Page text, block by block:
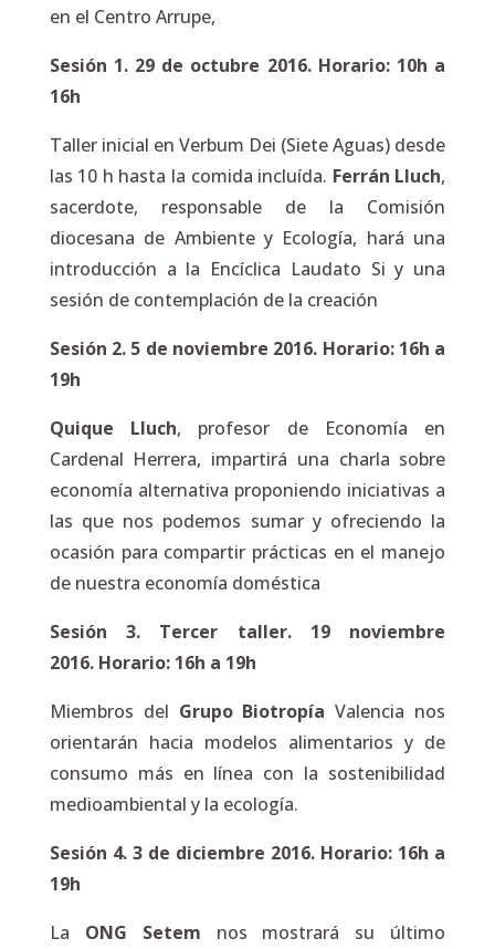
en el Centro Arrupe,
Sesión 1. 29 de octubre 2016. Horario: 10h a
16h
Taller inicial en Verbum Dei (Siete Aguas) desde
las 10 h hasta la comida incluída. Ferrán Lluch,
sacerdote, responsable de la Comisión
diocesana de Ambiente y Ecología, hará una
introducción a la Encíclica Laudato Si y una
sesión de contemplación de la creación
Sesión 2. 5 de noviembre 2016. Horario: 16h a
19h
Quique Lluch, profesor de Economía en
Cardenal Herrera, impartirá una charla sobre
economía alternativa proponiendo iniciativas a
las que nos podemos sumar y ofreciendo la
ocasión para compartir prácticas en el manejo
de nuestra economía doméstica
Sesión 3. Tercer taller. 19 noviembre
2016. Horario: 16h a 19h
Miembros del Grupo Biotropía Valencia nos
orientarán hacia modelos alimentarios y de
consumo más en línea con la sostenibilidad
medioambiental y la ecología.
Sesión 4. 3 de diciembre 2016. Horario: 16h a
19h
La ONG Setem nos mostrará su último